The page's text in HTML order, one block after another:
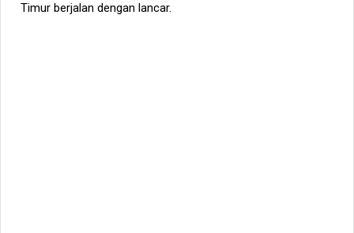
Timur berjalan dengan lancar.